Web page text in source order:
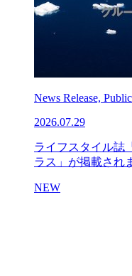
News Release,
2026.07.29
ライフスタイル誌
ラス」が掲載され
NEW